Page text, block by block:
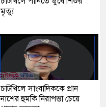
মৃত্যু
চাটখিলে সাংবাদিককে প্রান
নাশের হুমকি নিরাপত্তা চেয়ে